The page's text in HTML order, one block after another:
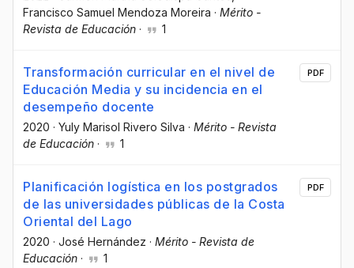
Francisco Samuel Mendoza Moreira · Mérito -
Revista de Educación · 1
Transformación curricular en el nivel de
Educación Media y su incidencia en el
desempeño docente
2020 · Yuly Marisol Rivero Silva · Mérito - Revista
de Educación · 1
PDF
Planificación logística en los postgrados
de las universidades públicas de la Costa
Oriental del Lago
2020 · José Hernández · Mérito - Revista de
Educación · 1
PDF